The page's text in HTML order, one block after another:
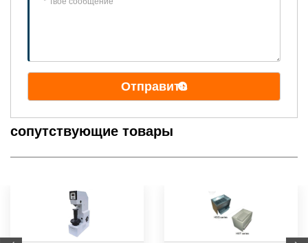
Отправить
сопутствующие товары